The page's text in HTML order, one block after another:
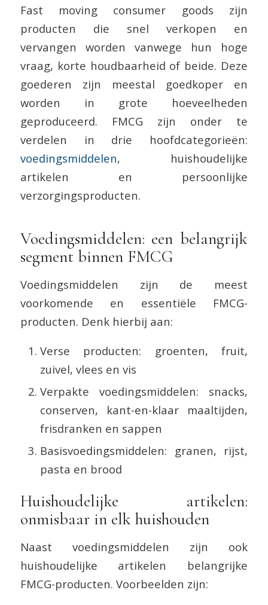
Fast moving consumer goods zijn
producten die snel verkopen en
vervangen worden vanwege hun hoge
vraag, korte houdbaarheid of beide. Deze
goederen zijn meestal goedkoper en
worden in grote hoeveelheden
geproduceerd. FMCG zijn onder te
verdelen in drie hoofdcategorieën:
voedingsmiddelen, huishoudelijke
artikelen en persoonlijke
verzorgingsproducten.
Voedingsmiddelen: een belangrijk
segment binnen FMCG
Voedingsmiddelen zijn de meest
voorkomende en essentiële FMCG-
producten. Denk hierbij aan:
Verse producten: groenten, fruit,
zuivel, vlees en vis
Verpakte voedingsmiddelen: snacks,
conserven, kant-en-klaar maaltijden,
frisdranken en sappen
Basisvoedingsmiddelen: granen, rijst,
pasta en brood
Huishoudelijke artikelen:
onmisbaar in elk huishouden
Naast voedingsmiddelen zijn ook
huishoudelijke artikelen belangrijke
FMCG-producten. Voorbeelden zijn: